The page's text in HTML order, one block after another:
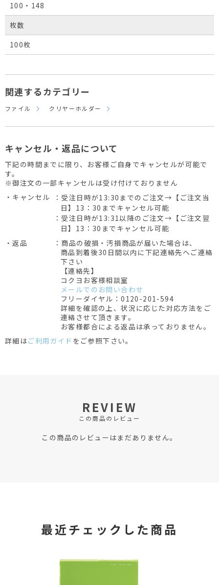
100・148
枚数
100枚
関連するカテゴリー
ファイル クリヤーホルダー
キャンセル・返品について
下記の時間までに限り、お客様ご自身でキャンセルが可能で
す。
※御注文の一部キャンセルは受け付けておりません
・キャンセル
：受注日時が13:30までのご注文→【ご注文当
日】13：30までキャンセル可能
：受注日時が13:31以降のご注文→【ご注文翌
日】13：30までキャンセル可能
・返品
：商品の破損・汚損商品が届いた場合は、
商品到着後30日間以内に下記連絡先へご連絡
下さい
【連絡先】
コクヨお客様相談室
メールでのお問い合わせ
フリーダイヤル：0120-201-594
詳細を確認の上、状況に応じた対応方法をご
連絡させて頂きます。
お客様都合による返品は承っておりません。
詳細はご利用ガイド をご参照下さい。
REVIEW
この商品のレビュー
この商品のレビューはまだありません。
最近チェックした商品